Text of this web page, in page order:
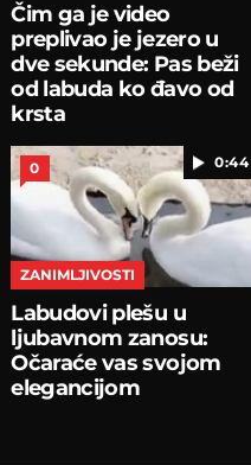
Čim ga je video
preplivao je jezero u
dve sekunde: Pas beži
od labuda ko đavo od
krsta
0:44
0
ZANIMLJIVOSTI
Labudovi plešu u
ljubavnom zanosu:
Očaraće vas svojom
elegancijom